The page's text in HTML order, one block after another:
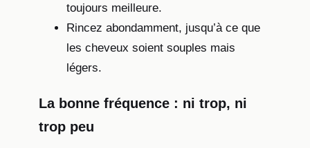
toujours meilleure.
Rincez abondamment, jusqu’à ce que
les cheveux soient souples mais
légers.
La bonne fréquence : ni trop, ni
trop peu